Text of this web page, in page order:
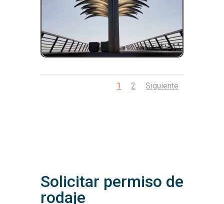
1 2 Siguiente
Solicitar permiso de
rodaje